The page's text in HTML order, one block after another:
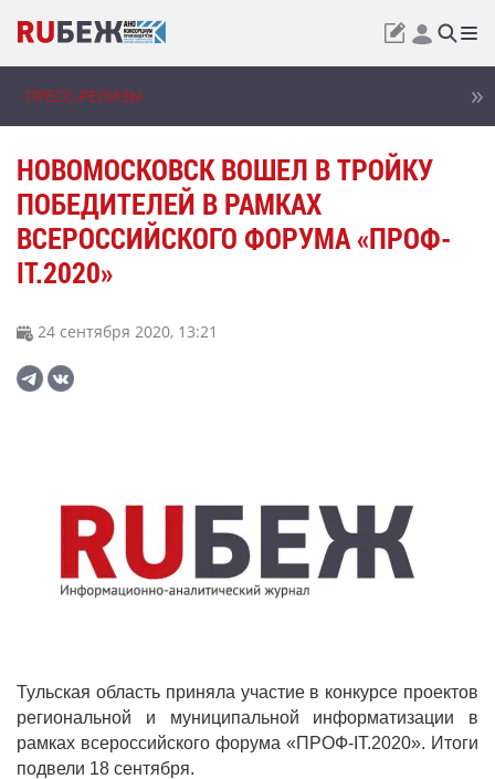
ПРЕСС-РЕЛИЗЫ
НОВОМОСКОВСК ВОШЕЛ В ТРОЙКУ
ПОБЕДИТЕЛЕЙ В РАМКАХ
ВСЕРОССИЙСКОГО ФОРУМА «ПРОФ-
IT.2020»
24 сентября 2020, 13:21
Тульская область приняла участие в конкурсе проектов
региональной и муниципальной информатизации в
рамках всероссийского форума «ПРОФ-IT.2020». Итоги
подвели 18 сентября.